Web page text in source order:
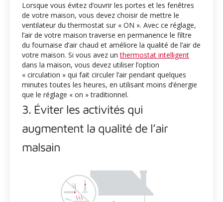
Lorsque vous évitez d’ouvrir les portes et les fenêtres
de votre maison, vous devez choisir de mettre le
ventilateur du thermostat sur « ON ». Avec ce réglage,
l’air de votre maison traverse en permanence le filtre
du fournaise d’air chaud et améliore la qualité de l’air de
votre maison. Si vous avez unthermostat intelligent
dans la maison, vous devez utiliser l’option
« circulation » qui fait circuler l’air pendant quelques
minutes toutes les heures, en utilisant moins d’énergie
que le réglage « on » traditionnel.
3. Éviter les activités qui
augmentent la qualité de l’air
malsain